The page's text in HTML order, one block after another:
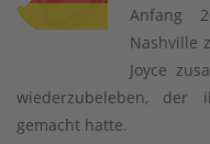
Anfang
Nashville
Joyce
wiederzubeleben,
gemacht hatte.